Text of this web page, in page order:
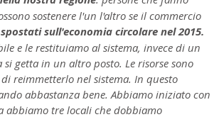
sostenere l'un l'altro se il commercio
sull'economia circolare nel 2015.
e le restituiamo al sistema, invece di un
getta in un altro posto. Le risorse sono
reimmetterlo nel sistema. In questo
abbastanza bene. Abbiamo iniziato con
abbiamo tre locali che dobbiamo